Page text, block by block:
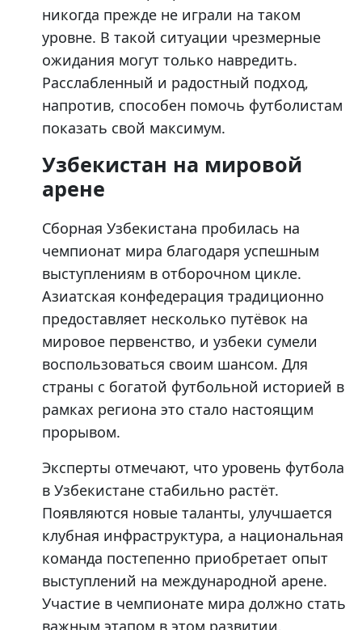
никогда прежде не играли на таком
уровне. В такой ситуации чрезмерные
ожидания могут только навредить.
Расслабленный и радостный подход,
напротив, способен помочь футболистам
показать свой максимум.
Узбекистан на мировой
арене
Сборная Узбекистана пробилась на
чемпионат мира благодаря успешным
выступлениям в отборочном цикле.
Азиатская конфедерация традиционно
предоставляет несколько путёвок на
мировое первенство, и узбеки сумели
воспользоваться своим шансом. Для
страны с богатой футбольной историей в
рамках региона это стало настоящим
прорывом.
Эксперты отмечают, что уровень футбола
в Узбекистане стабильно растёт.
Появляются новые таланты, улучшается
клубная инфраструктура, а национальная
команда постепенно приобретает опыт
выступлений на международной арене.
Участие в чемпионате мира должно стать
важным этапом в этом развитии.